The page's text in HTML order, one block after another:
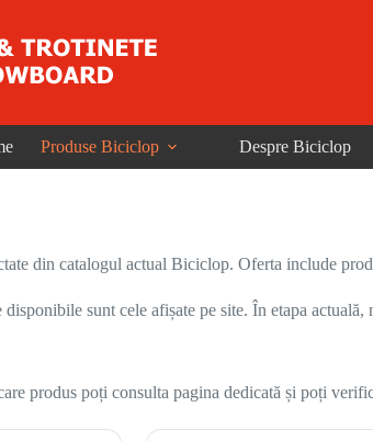
Produse Biciclop Despre Biciclop
din catalogul actual Biciclop. Oferta include
sunt cele afișate pe site. În etapa
produs poți consulta pagina dedicată și poți